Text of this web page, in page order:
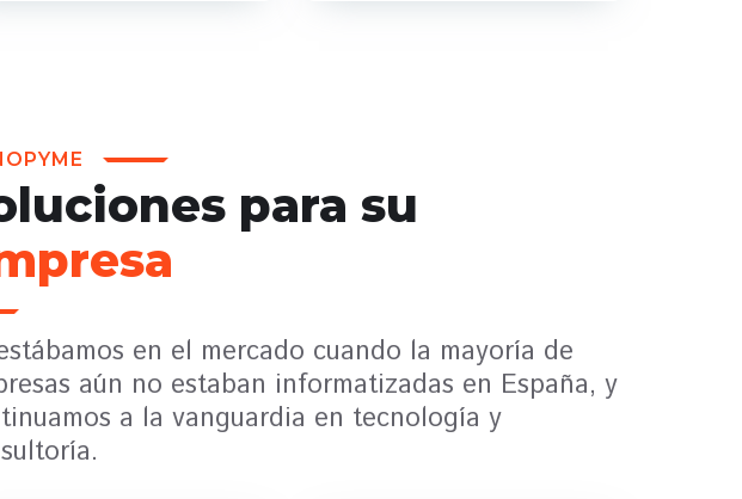
para su
en el mercado cuando la mayoría de
aún no estaban informatizadas en España, y
a la vanguardia en tecnología y